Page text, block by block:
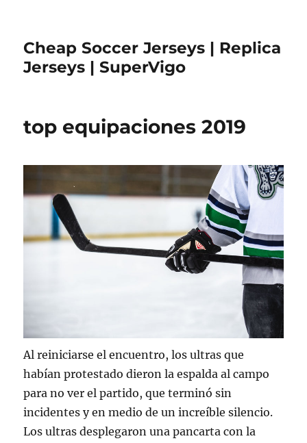
Cheap Soccer Jerseys | Replica
Jerseys | SuperVigo
top equipaciones 2019
Al reiniciarse el encuentro, los ultras que
habían protestado dieron la espalda al campo
para no ver el partido, que terminó sin
incidentes y en medio de un increíble silencio.
Los ultras desplegaron una pancarta con la